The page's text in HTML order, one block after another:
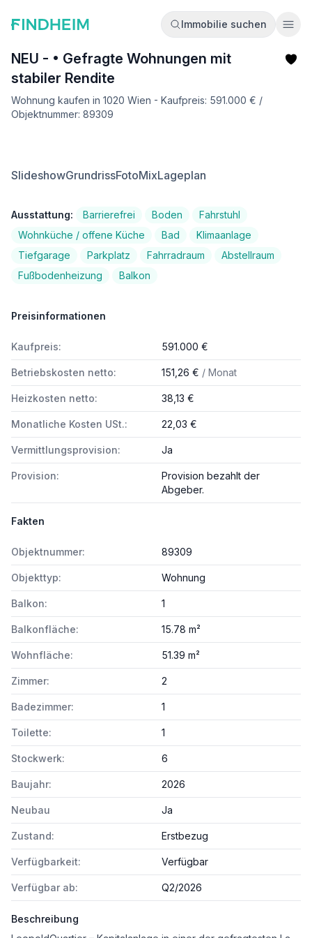
Immobilie suchen
NEU - • Gefragte Wohnungen mit
stabiler Rendite
Wohnung kaufen in 1020 Wien - Kaufpreis: 591.000 € /
Objektnummer: 89309
SlideshowGrundrissFotoMixLageplan
Ausstattung: Barrierefrei Boden
Fahrstuhl
Wohnküche / offene Küche
Bad
Klimaanlage
Tiefgarage
Parkplatz Fahrradraum
Abstellraum
Fußbodenheizung
Balkon
Preisinformationen
Kaufpreis: 591.000 €
Betriebskosten netto: 151,26 € / Monat
Heizkosten netto: 38,13 €
Monatliche Kosten USt.: 22,03 €
Vermittlungsprovision: Ja
Provision:
Provision bezahlt der
Abgeber.
Fakten
Objektnummer: 89309
Objekttyp: Wohnung
Balkon: 1
Balkonfläche: 15.78 m²
Wohnfläche: 51.39 m²
Zimmer: 2
Badezimmer: 1
Toilette: 1
Stockwerk: 6
Baujahr: 2026
Neubau Ja
Zustand: Erstbezug
Verfügbarkeit: Verfügbar
Verfügbar ab: Q2/2026
Beschreibung